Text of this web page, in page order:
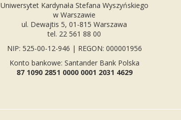
Uniwersytet Kardynała Stefana Wyszyńskiego
w Warszawie
ul. Dewajtis 5, 01-815 Warszawa
tel. 22 561 88 00
NIP: 525-00-12-946 | REGON: 000001956
Konto bankowe: Santander Bank Polska
87 1090 2851 0000 0001 2031 4629